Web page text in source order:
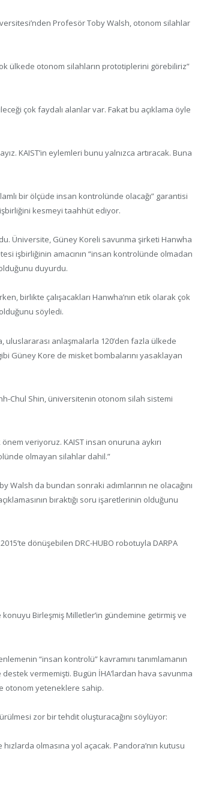
Profesör Toby Walsh, otonom silahlar
ülkede otonom silahların prototiplerini görebiliriz”
çok faydalı alanlar var. Fakat bu açıklama öyle
KAIST’in eylemleri bunu yalnızca artıracak. Buna
bir ölçüde insan kontrolünde olacağı” garantisi
kesmeyi taahhüt ediyor.
Üniversite, Güney Koreli savunma şirketi Hanwha
işbirliğinin amacının “insan kontrolünde olmadan
duyurdu.
birlikte çalışacakları Hanwha’nın etik olarak çok
söyledi.
anlaşmalarla 120’den fazla ülkede
Güney Kore de misket bombalarını yasaklayan
Chul Shin, üniversitenin otonom silah sistemi
veriyoruz. KAIST insan onuruna aykırı
olmayan silahlar dahil.”
da bundan sonraki adımlarının ne olacağını
bıraktığı soru işaretlerinin olduğunu
dönüşebilen DRC-HUBO robotuyla DARPA
Birleşmiş Milletler’in gündemine getirmiş ve
“insan kontrolü” kavramını tanımlamanın
vermemişti. Bugün İHA’lardan hava savunma
otonom yeteneklere sahip.
zor bir tehdit oluşturacağını söylüyor:
olmasına yol açacak. Pandora’nın kutusu